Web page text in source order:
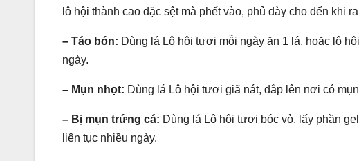
lô hội thành cao đặc sệt mà phết vào, phủ dày cho đến khi
– Táo bón: Dùng lá Lô hội tươi mỗi ngày ăn 1 lá, hoặc lô
ngày.
– Mụn nhọt: Dùng lá Lô hội tươi giã nát, đắp lên nơi có
– Bị mụn trứng cá: Dùng lá Lô hội tươi bóc vỏ, lấy phần
liên tục nhiều ngày.